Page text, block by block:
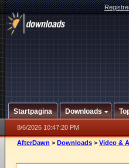
Startpagina Downloads
8/6/2026 10:47:20 PM
AfterDawn > Downloads > Video &